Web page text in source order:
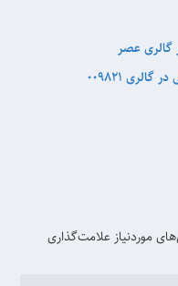
عصر
009821
موردنیاز علامت‌گذاری